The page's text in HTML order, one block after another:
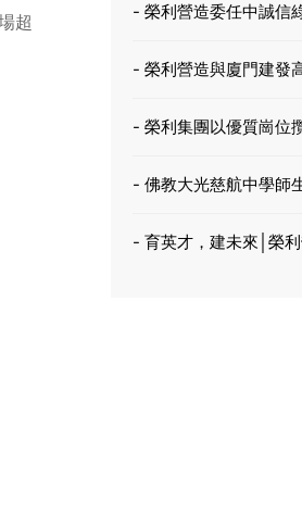
超
- 榮利營造委任中誠信
驅
- 榮利營造與廈門建發
- 榮利集團以優質崗位
- 佛教大光慈航中學師
- 育英才，建未來│榮